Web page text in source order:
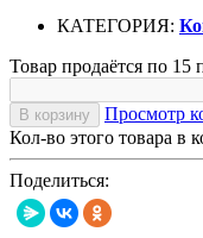
КАТЕГОРИЯ:
Товар продаётся по 15
В корзину
Просмотр
Кол-во этого товара в
Поделиться: